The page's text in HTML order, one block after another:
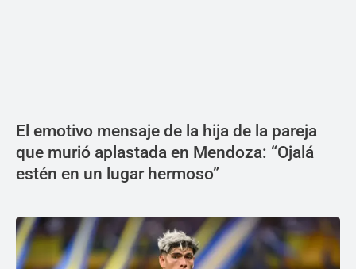
El emotivo mensaje de la hija de la pareja
que murió aplastada en Mendoza: “Ojalá
estén en un lugar hermoso”